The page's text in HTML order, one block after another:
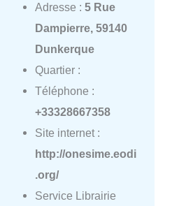
Adresse : 5 Rue
Dampierre, 59140
Dunkerque
Quartier :
Téléphone :
+33328667358
Site internet :
http://onesime.eodi
.org/
Service Librairie